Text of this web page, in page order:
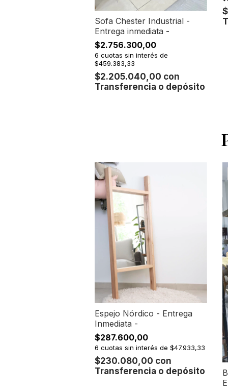
Sofa Chester Industrial -
Entrega inmediata -
$2.756.300,00
$2.205.040,00 con
Transferencia o depósito
6 cuotas sin interés de
$459.383,33
Espejo Nórdico - Entrega
Inmediata -
$287.600,00
$230.080,00 con
Transferencia o depósito
6 cuotas sin interés de $47.933,33